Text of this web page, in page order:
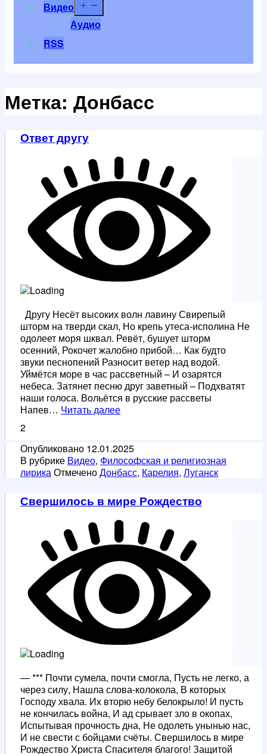
Видео
Аудио
RSS
Метка: Донбасс
Ответ другу
Другу Несёт высоких волн лавину Свирепый
шторм на тверди скал, Но крепь утеса-исполина Не
одолеет моря шквал. Ревёт, бушует шторм
осенний, Рокочет жалобно прибой… Как будто
звуки песнопений Разносит ветер над водой.
Уймётся море в час рассветный – И озарятся
небеса. Затянет песню друг заветный – Подхватят
наши голоса. Вольётся в русские рассветы
Напев… Читать далееОтвет
2
Опубликовано 12.01.2025
В рубрике Видео, Философская и религиозная
лирикаОтмеченоДонбасс, Карелия, Луганск
Свершилось в мире Рождество
— *** Почти сумела, почти смогла, Пусть не легко, а
через силу, Нашла слова-колокола, В которых
Господу хвала. Их вторю небу белокрыло! И пусть
не кончилась война, И ад срывает зло в окопах,
Испытывая прочность дна, Не одолеть унынью нас,
И не свести с бойцами счёты. Свершилось в мире
Рождество Христа Спасителя благого! Защитой